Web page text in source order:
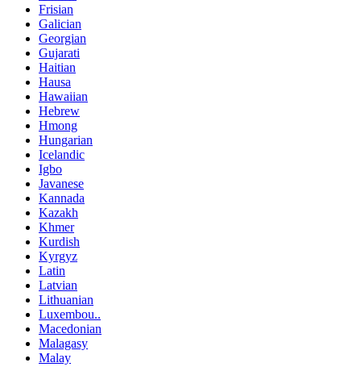
Frisian
Galician
Georgian
Gujarati
Haitian
Hausa
Hawaiian
Hebrew
Hmong
Hungarian
Icelandic
Igbo
Javanese
Kannada
Kazakh
Khmer
Kurdish
Kyrgyz
Latin
Latvian
Lithuanian
Luxembou..
Macedonian
Malagasy
Malay